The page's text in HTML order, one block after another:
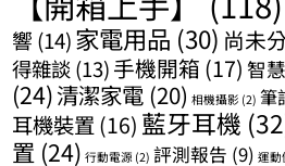
響 (14)家電用品 (30) 尚未
得雜談 (13)手機開箱 (17) 智
(24)清潔家電 (20) 相機攝影 (2) 筆
耳機裝置 (16) 藍牙耳機
置 (24) 行動電源 (2) 評測報告 (9) 運動